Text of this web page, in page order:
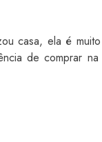
casa, ela é muito
de comprar na